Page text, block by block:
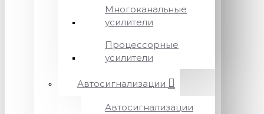
Многоканальные
усилители
Процессорные
усилители
Автосигнализации
Автосигнализации